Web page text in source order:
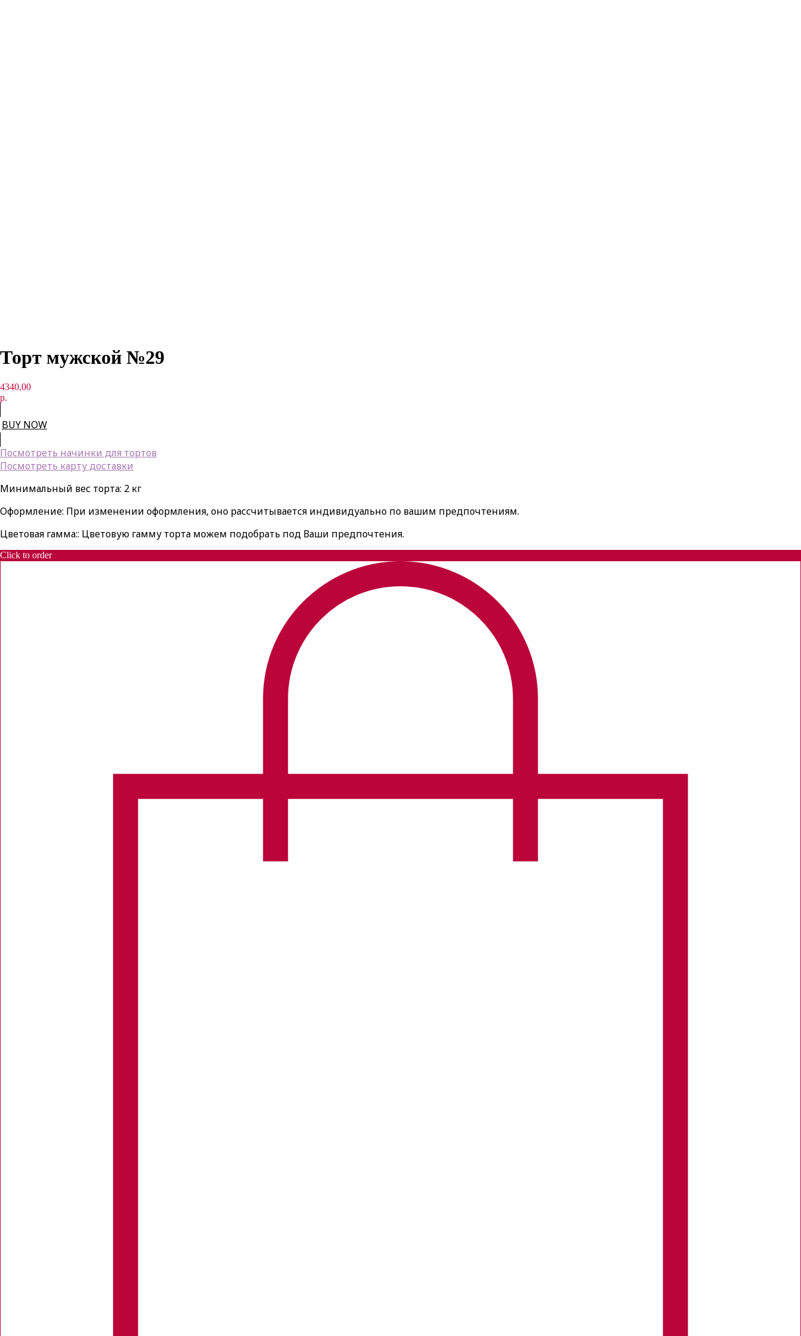
Торт мужской №29
4340,00
р.
BUY NOW
Посмотреть начинки для тортов
Посмотреть карту доставки
Минимальный вес торта: 2 кг
Оформление: При изменении оформления, оно рассчитывается индивидуально по вашим предпочтениям.
Цветовая гамма:: Цветовую гамму торта можем подобрать под Ваши предпочтения.
Click to order